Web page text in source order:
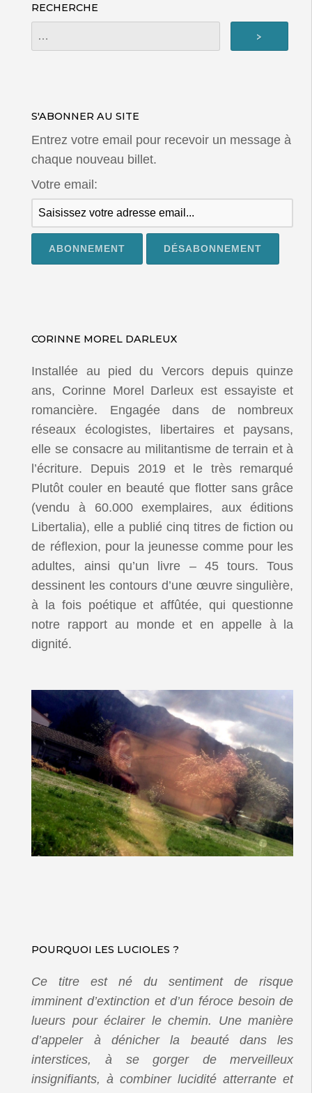
RECHERCHE
S'ABONNER AU SITE
Entrez votre email pour recevoir un message à
chaque nouveau billet.
Votre email:
CORINNE MOREL DARLEUX
Installée au pied du Vercors depuis quinze
ans, Corinne Morel Darleux est essayiste et
romancière. Engagée dans de nombreux
réseaux écologistes, libertaires et paysans,
elle se consacre au militantisme de terrain et à
l’écriture. Depuis 2019 et le très remarqué
Plutôt couler en beauté que flotter sans grâce
(vendu à 60.000 exemplaires, aux éditions
Libertalia), elle a publié cinq titres de fiction ou
de réflexion, pour la jeunesse comme pour les
adultes, ainsi qu’un livre – 45 tours. Tous
dessinent les contours d’une œuvre singulière,
à la fois poétique et affûtée, qui questionne
notre rapport au monde et en appelle à la
dignité.
POURQUOI LES LUCIOLES ?
Ce titre est né du sentiment de risque
imminent d’extinction et d’un féroce besoin de
lueurs pour éclairer le chemin. Une manière
d’appeler à dénicher la beauté dans les
interstices, à se gorger de merveilleux
insignifiants, à combiner lucidité atterrante et